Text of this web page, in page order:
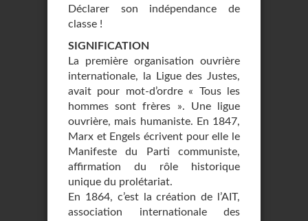
Déclarer son indépendance de
classe !
SIGNIFICATION
La première organisation ouvrière
internationale, la Ligue des Justes,
avait pour mot-d’ordre « Tous les
hommes sont frères ». Une ligue
ouvrière, mais humaniste. En 1847,
Marx et Engels écrivent pour elle le
Manifeste du Parti communiste,
affirmation du rôle historique
unique du prolétariat.
En 1864, c’est la création de l’AIT,
association internationale des